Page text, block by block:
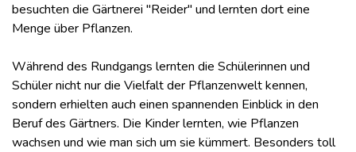
besuchten die Gärtnerei "Reider" und lernten dort eine
Menge über Pflanzen.
Während des Rundgangs lernten die Schülerinnen und
Schüler nicht nur die Vielfalt der Pflanzenwelt kennen,
sondern erhielten auch einen spannenden Einblick in den
Beruf des Gärtners. Die Kinder lernten, wie Pflanzen
wachsen und wie man sich um sie kümmert. Besonders toll